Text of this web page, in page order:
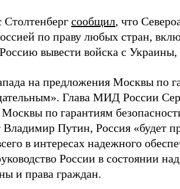
сообщил, что
по праву любых стран,
вывести войска с
на предложения Москвы по
Глава МИД России
по гарантиям
Владимир Путин, Россия «будет
в интересах надежного
России в состоянии
и права граждан.